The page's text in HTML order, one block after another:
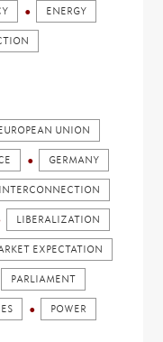
ENERGY
UNION
GERMANY
INTERCONNECTION
LIBERALIZATION
EXPECTATION
PARLIAMENT
POWER